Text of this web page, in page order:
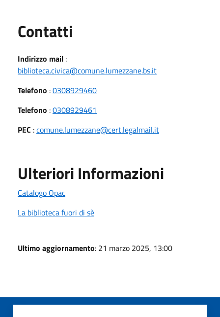
Contatti
Indirizzo mail :
biblioteca.civica@comune.lumezzane.bs.it
Telefono :0308929460
Telefono :0308929461
PEC :comune.lumezzane@cert.legalmail.it
Ulteriori Informazioni
Catalogo Opac
La biblioteca fuori di sè
Ultimo aggiornamento: 21 marzo 2025, 13:00